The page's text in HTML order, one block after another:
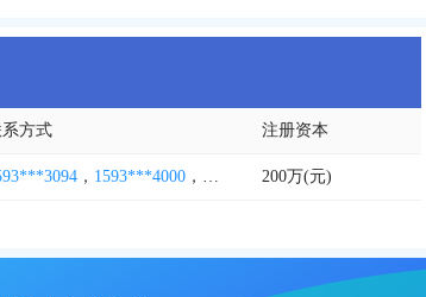
方式 注册资本
， 1593***4000 ， 1561***7303，1325***2322
200万(元)